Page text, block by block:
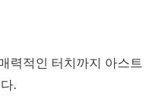
력적인 터치까지 아스트
.